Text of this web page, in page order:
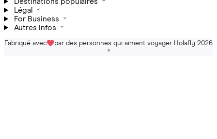
Légal
For Business
Autres infos
Fabriqué avec par des personnes qui aiment voyager Holafly 2026
®